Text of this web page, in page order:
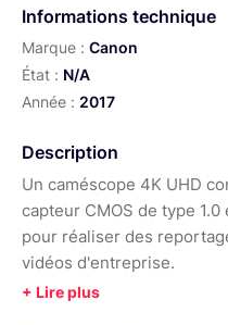
Informations technique
Marque : Canon
État : N/A
Année : 2017
Description
Un caméscope 4K UHD
capteur CMOS de type
pour réaliser des
vidéos d'entreprise.
Inclus :